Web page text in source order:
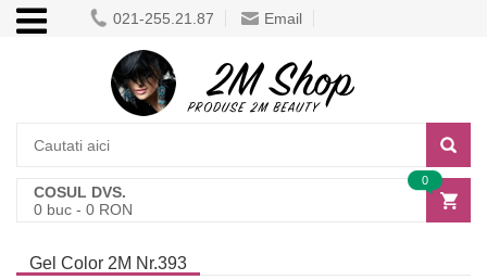
021-255.21.87 Email
COSUL DVS.
0 buc - 0 RON
0
Gel Color 2M Nr.393